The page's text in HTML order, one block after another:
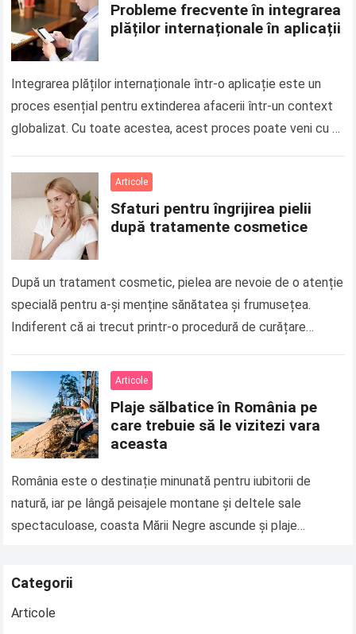
Probleme frecvente în integrarea
plăților internaționale în aplicații
Integrarea plăților internaționale într-o aplicație este un
proces esențial pentru extinderea afacerii într-un context
globalizat. Cu toate acestea, acest proces poate veni cu o
Articole
Sfaturi pentru îngrijirea pielii
după tratamente cosmetice
După un tratament cosmetic, pielea are nevoie de o atenție
specială pentru a-și menține sănătatea și frumusețea.
Indiferent că ai trecut printr-o procedură de curățare
Articole
Plaje sălbatice în România pe
care trebuie să le vizitezi vara
aceasta
România este o destinație minunată pentru iubitorii de
natură, iar pe lângă peisajele montane și deltele sale
spectaculoase, coasta Mării Negre ascunde și plaje
Categorii
Articole